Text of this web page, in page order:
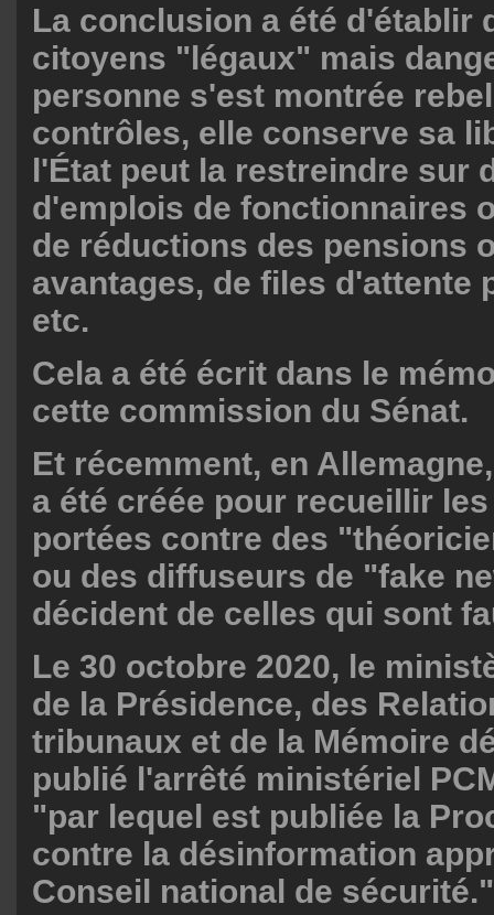
La conclusion a été d'établir
citoyens "légaux" mais
personne s'est montrée
contrôles, elle conserve sa
l'État peut la restreindre sur
d'emplois de fonctionnaires
de réductions des pensions
avantages, de files d'attente
etc.
Cela a été écrit dans le
cette commission du Sénat.
Et récemment, en
a été créée pour recueillir
portées contre des
ou des diffuseurs de "fake
décident de celles qui sont
Le 30 octobre 2020, le
de la Présidence, des
tribunaux et de la Mémoire
publié l'arrêté ministériel
"par lequel est publiée la
contre la désinformation
Conseil national de sécurité."